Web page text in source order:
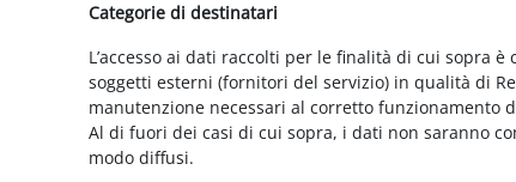
Categorie di destinatari
L’accesso ai dati raccolti per le finalità di cui sopra
soggetti esterni (fornitori del servizio) in qualità di
manutenzione necessari al corretto
Al di fuori dei casi di cui sopra, i dati non saranno
modo diffusi.